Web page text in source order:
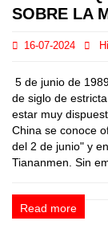
SOBRE LA
16-07-2024
5 de junio de
de siglo de
estar muy
China se conoce
del 2 de junio" y
Tiananmen. Sin
Read more